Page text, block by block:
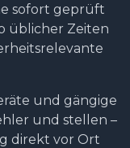
sofort geprüft
üblicher Zeiten
und gängige
und stellen –
direkt vor Ort